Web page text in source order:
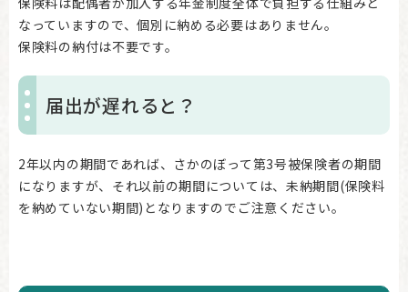
なっていますので、個別に納める必要はありません。
保険料の納付は不要です。
届出が遅れると？
2年以内の期間であれば、さかのぼって第3号被保険者の期間
になりますが、それ以前の期間については、未納期間(保険料
を納めていない期間)となりますのでご注意ください。